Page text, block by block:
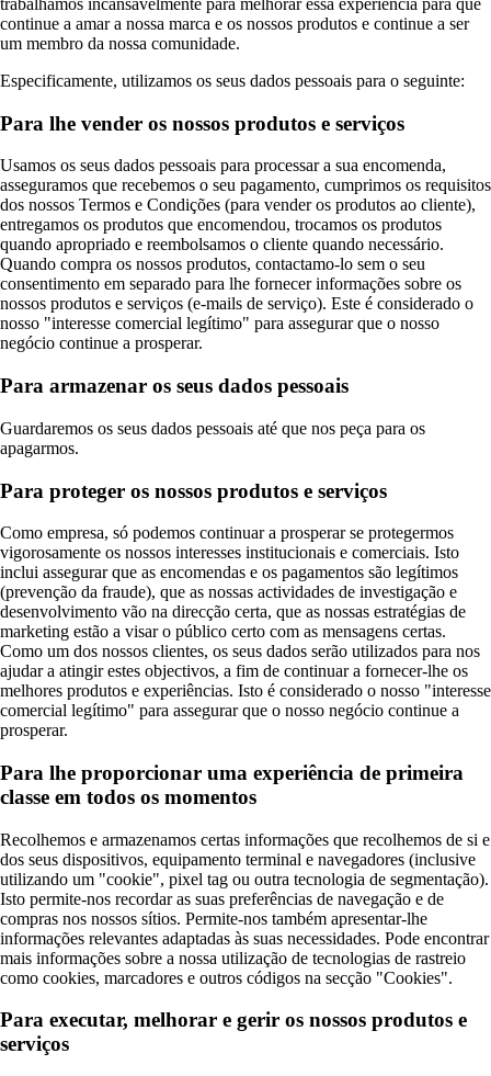
trabalhamos incansavelmente para melhorar essa experiência para que
continue a amar a nossa marca e os nossos produtos e continue a ser
um membro da nossa comunidade.
Especificamente, utilizamos os seus dados pessoais para o seguinte:
Para lhe vender os nossos produtos e serviços
Usamos os seus dados pessoais para processar a sua encomenda,
asseguramos que recebemos o seu pagamento, cumprimos os requisitos
dos nossos Termos e Condições (para vender os produtos ao cliente),
entregamos os produtos que encomendou, trocamos os produtos
quando apropriado e reembolsamos o cliente quando necessário.
Quando compra os nossos produtos, contactamo-lo sem o seu
consentimento em separado para lhe fornecer informações sobre os
nossos produtos e serviços (e-mails de serviço). Este é considerado o
nosso "interesse comercial legítimo" para assegurar que o nosso
negócio continue a prosperar.
Para armazenar os seus dados pessoais
Guardaremos os seus dados pessoais até que nos peça para os
apagarmos.
Para proteger os nossos produtos e serviços
Como empresa, só podemos continuar a prosperar se protegermos
vigorosamente os nossos interesses institucionais e comerciais. Isto
inclui assegurar que as encomendas e os pagamentos são legítimos
(prevenção da fraude), que as nossas actividades de investigação e
desenvolvimento vão na direcção certa, que as nossas estratégias de
marketing estão a visar o público certo com as mensagens certas.
Como um dos nossos clientes, os seus dados serão utilizados para nos
ajudar a atingir estes objectivos, a fim de continuar a fornecer-lhe os
melhores produtos e experiências. Isto é considerado o nosso "interesse
comercial legítimo" para assegurar que o nosso negócio continue a
prosperar.
Para lhe proporcionar uma experiência de primeira
classe em todos os momentos
Recolhemos e armazenamos certas informações que recolhemos de si e
dos seus dispositivos, equipamento terminal e navegadores (inclusive
utilizando um "cookie", pixel tag ou outra tecnologia de segmentação).
Isto permite-nos recordar as suas preferências de navegação e de
compras nos nossos sítios. Permite-nos também apresentar-lhe
informações relevantes adaptadas às suas necessidades. Pode encontrar
mais informações sobre a nossa utilização de tecnologias de rastreio
como cookies, marcadores e outros códigos na secção "Cookies".
Para executar, melhorar e gerir os nossos produtos e
serviços